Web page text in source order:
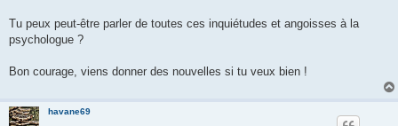
Tu peux peut-être parler de toutes ces inquiétudes et angoisses à la
psychologue ?
Bon courage, viens donner des nouvelles si tu veux bien !
havane69